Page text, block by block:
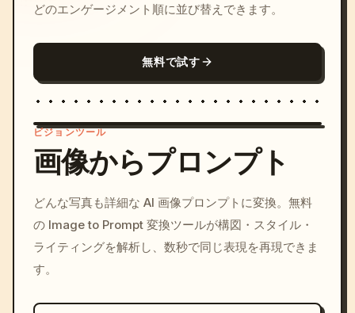
どのエンゲージメント順に並び替えできます。
無料で試す
c, cyberpunk sunset, neon
colors, 8k --v 6.0
ビジョンツール
画像からプロンプト
どんな写真も詳細な AI 画像プロンプトに変換。無料
の Image to Prompt 変換ツールが構図・スタイル・
ライティングを解析し、数秒で同じ表現を再現できま
す。